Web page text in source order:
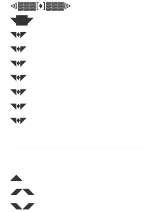
⫷▓▓▓[♦️]▓▓▓⫸
◥██◤
◥♦️◤
◥♦️◤
◥♦️◤
◥♦️◤
◥♦️◤
◥♦️◤
◥♦️◤
◢◣
◢◤◥◣
◥◣◢◤